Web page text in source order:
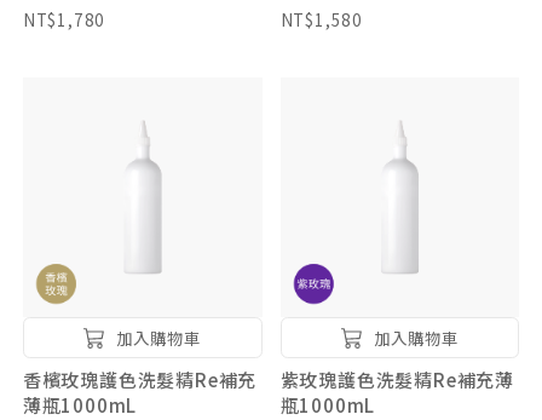
NT$1,780 NT$1,580
加入購物車
香檳玫瑰護色洗髮精Re補充
薄瓶1000mL
加入購物車
紫玫瑰護色洗髮精Re補充薄
瓶1000mL